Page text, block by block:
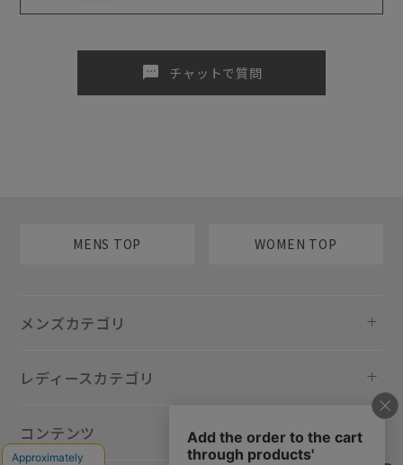
sms チャットで質問
MENS TOP WOMEN TOP
メンズカテゴリ
レディースカテゴリ
コンテンツ